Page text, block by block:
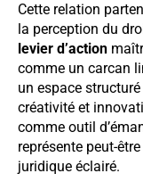
Cette relation
la perception du
levier d’action
comme un carcan
un espace
créativité et
comme outil
représente peut-
juridique éclairé.